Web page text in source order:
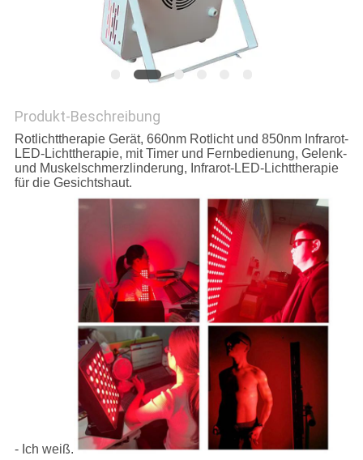
Produkt-Beschreibung
Rotlichttherapie Gerät, 660nm Rotlicht und 850nm Infrarot-
LED-Lichttherapie, mit Timer und Fernbedienung, Gelenk-
und Muskelschmerzlinderung, Infrarot-LED-Lichttherapie
für die Gesichtshaut.
- Ich weiß.